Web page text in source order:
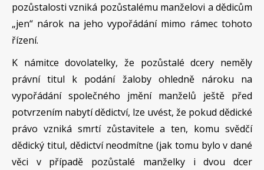
pozůstalosti vzniká pozůstalému manželovi a dědicům
„jen“ nárok na jeho vypořádání mimo rámec tohoto
řízení.
K námitce dovolatelky, že pozůstalé dcery neměly
právní titul k podání žaloby ohledně nároku na
vypořádání společného jmění manželů ještě před
potvrzením nabytí dědictví, lze uvést, že pokud dědické
právo vzniká smrtí zůstavitele a ten, komu svědčí
dědický titul, dědictví neodmítne (jak tomu bylo v dané
věci v případě pozůstalé manželky i dvou dcer